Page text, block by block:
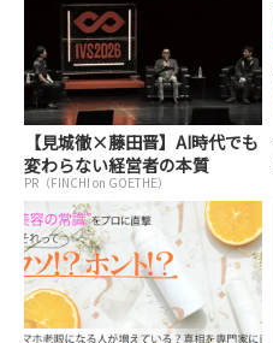
【見城徹×藤田晋】AI時代でも
変わらない経営者の本質
PR（FINCHI on GOETHE）